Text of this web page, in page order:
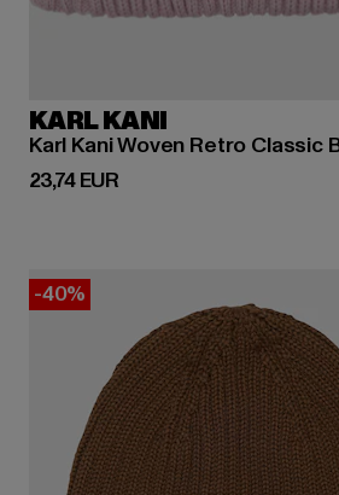
KARL KANI
Karl Kani Woven Retro Classic
23,74 EUR
Derzeitiger Preis: 23,74 EUR
-40%